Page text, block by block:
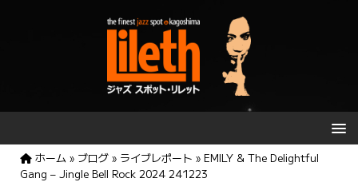
ホーム » ブログ » ライブレポート » EMILY & The Delightful
Gang – Jingle Bell Rock 2024 241223